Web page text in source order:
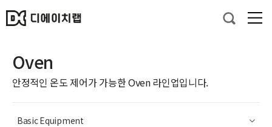
Oven
안정적인 온도 제어가 가능한 Oven 라인업입니다.
Basic Equipment